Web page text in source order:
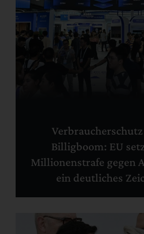
Billigboom: EU
Millionenstrafe gegen
ein deutliches